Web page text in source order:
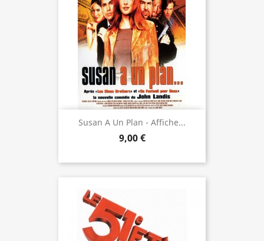
Susan A Un Plan - Affiche...
9,00 €